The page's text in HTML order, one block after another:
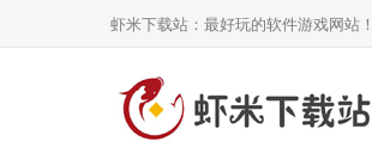
虾米下载站：最好玩的软件游戏网站！